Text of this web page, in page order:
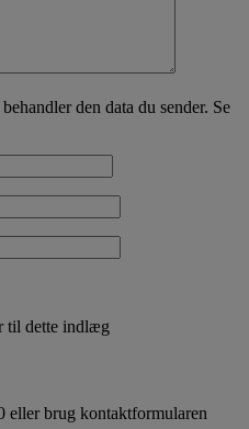
den data du sender. Se
til dette indlæg
eller brug kontaktformularen